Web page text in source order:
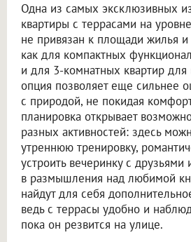
Одна из самых эксклюзивных
квартиры с террасами на
не привязан к площади жилья и
как для компактных
и для 3-комнатных квартир для
опция позволяет еще сильнее
с природой, не покидая
планировка открывает
разных активностей: здесь
утреннюю тренировку,
устроить вечеринку с друзьями
в размышления над любимой
найдут для себя
ведь с террасы удобно и
пока он резвится на улице.